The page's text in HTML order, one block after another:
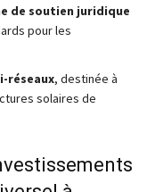
de soutien juridique
pour les
réseaux, destinée à
solaires de